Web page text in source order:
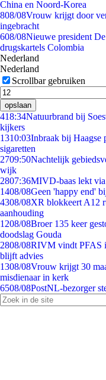
China en Noord-Korea
808/08Vrouw krijgt door
ingebracht
608/08Nieuwe president
drugskartels Colombia
Nederland
Nederland
Scrollbar gebruiken
opslaan
418:34Natuurbrand bij
kijkers
1310:03Inbraak bij Haagse
sigaretten
2709:50Nachtelijk
wijk
2807:36MIVD-baas lekt via
1408/08Geen 'happy end'
4308/08XR blokkeert A12
aanhouding
1208/08Broer 135 keer
doodslag Gouda
2808/08RIVM vindt PFAS
blijft advies
1308/08Vrouw krijgt 30
misdienaar in kerk
6508/08PostNL-bezorger